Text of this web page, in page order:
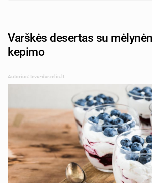
Varškės desertas su
kepimo
Autorius: tevu-darzelis.lt